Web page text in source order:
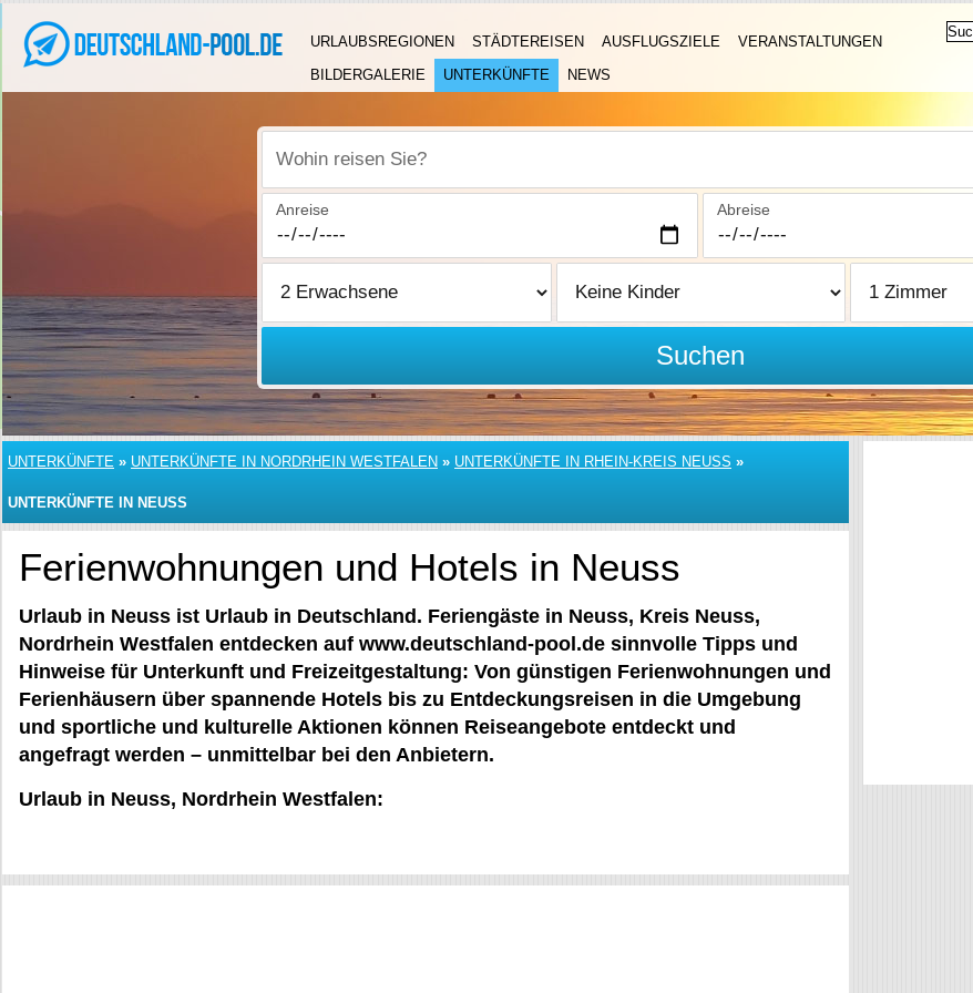
URLAUBSREGIONEN STÄDTEREISEN AUSFLUGSZIELE
VERANSTALTUNGEN
BILDERGALERIE
UNTERKÜNFTE NEWS
Wohin reisen Sie?
Anreise Abreise
Suchen
UNTERKÜNFTE » UNTERKÜNFTE IN NORDRHEIN WESTFALEN » UNTERKÜNFTE IN RHEIN-KREIS NEUSS »
UNTERKÜNFTE IN NEUSS
Ferienwohnungen und Hotels in Neuss
Urlaub in Neuss ist Urlaub in Deutschland. Feriengäste in Neuss, Kreis Neuss,
Nordrhein Westfalen entdecken auf www.deutschland-pool.de sinnvolle Tipps und
Hinweise für Unterkunft und Freizeitgestaltung: Von günstigen Ferienwohnungen und
Ferienhäusern über spannende Hotels bis zu Entdeckungsreisen in die Umgebung
und sportliche und kulturelle Aktionen können Reiseangebote entdeckt und
angefragt werden – unmittelbar bei den Anbietern.
Urlaub in Neuss, Nordrhein Westfalen: